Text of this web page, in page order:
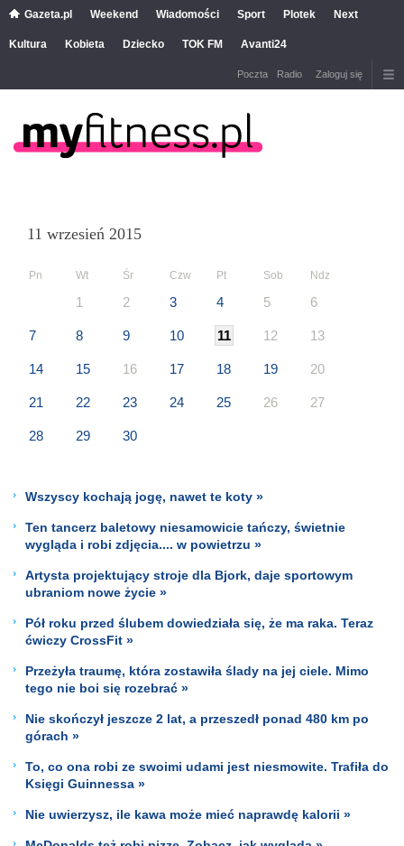
Gazeta.pl Weekend Wiadomości Sport Plotek Next
Kultura Kobieta Dziecko TOK FM Avanti24
Poczta Radio Zaloguj się
11 wrzesień 2015
Pn Wt Śr Czw Pt Sob Ndz
1 2 3 4 5 6
7 8 9 10 11 12 13
14 15 16 17 18 19 20
21 22 23 24 25 26 27
28 29 30
Wszyscy kochają jogę, nawet te koty »
Ten tancerz baletowy niesamowicie tańczy, świetnie
wygląda i robi zdjęcia.... w powietrzu »
Artysta projektujący stroje dla Bjork, daje sportowym
ubraniom nowe życie »
Pół roku przed ślubem dowiedziała się, że ma raka. Teraz
ćwiczy CrossFit »
Przeżyła traumę, która zostawiła ślady na jej ciele. Mimo
tego nie boi się rozebrać »
Nie skończył jeszcze 2 lat, a przeszedł ponad 480 km po
górach »
To, co ona robi ze swoimi udami jest niesmowite. Trafiła do
Księgi Guinnessa »
Nie uwierzysz, ile kawa może mieć naprawdę kalorii »